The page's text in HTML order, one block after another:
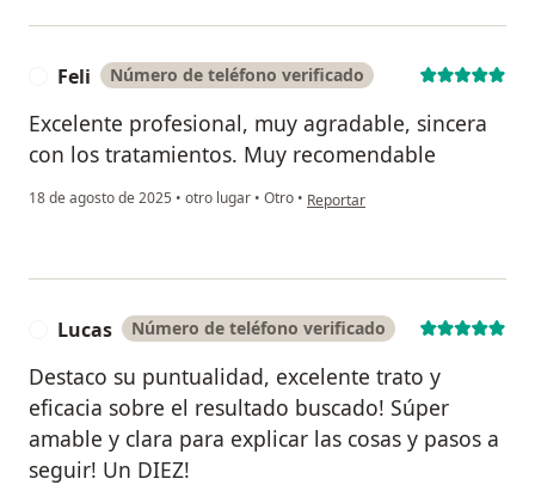
Feli Número de teléfono verificado
Excelente profesional, muy agradable, sincera
con los tratamientos. Muy recomendable
18 de agosto de 2025 • otro lugar • Otro • en opinión del usuario Feli
Reportar
Lucas Número de teléfono verificado
Destaco su puntualidad, excelente trato y
eficacia sobre el resultado buscado! Súper
amable y clara para explicar las cosas y pasos a
seguir! Un DIEZ!